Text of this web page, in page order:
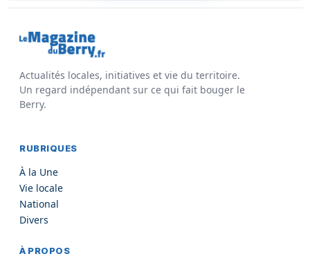
Actualités locales, initiatives et vie du territoire.
Un regard indépendant sur ce qui fait bouger le
Berry.
RUBRIQUES
À la Une
Vie locale
National
Divers
À PROPOS